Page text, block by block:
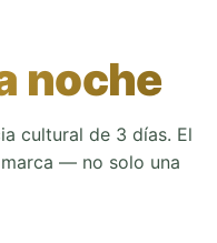
noche
cultural de 3 días. El
— no solo una